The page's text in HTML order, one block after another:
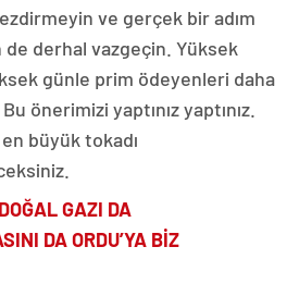
ve gerçek bir adım
de derhal vazgeçin. Yüksek
günle prim ödeyenleri daha
önerimizi yaptınız yaptınız.
büyük tokadı
GAZI DA
DA ORDU’YA BİZ